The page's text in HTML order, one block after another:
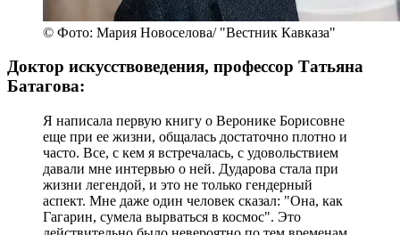
© Фото: Мария Новоселова/ "Вестник Кавказа"
Доктор искусствоведения, профессор Татьяна
Батагова:
Я написала первую книгу о Веронике Борисовне
еще при ее жизни, общалась достаточно плотно и
часто. Все, с кем я встречалась, с удовольствием
давали мне интервью о ней. Дударова стала при
жизни легендой, и это не только гендерный
аспект. Мне даже один человек сказал: "Она, как
Гагарин, сумела вырваться в космос". Это